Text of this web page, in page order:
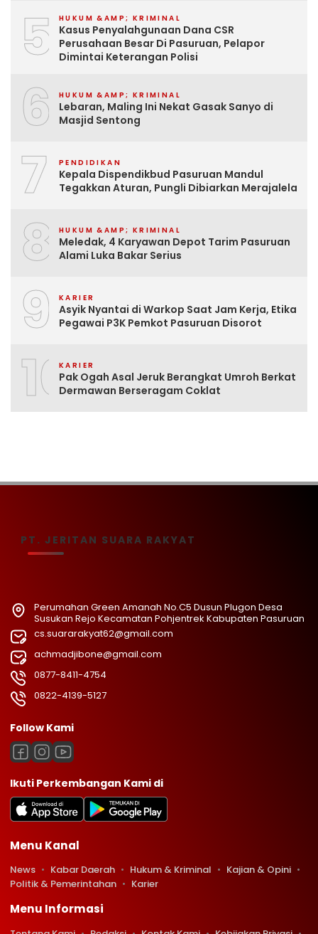
5 HUKUM &AMP; KRIMINAL
Kasus Penyalahgunaan Dana CSR
Perusahaan Besar Di Pasuruan, Pelapor
Dimintai Keterangan Polisi
6 HUKUM &AMP; KRIMINAL
Lebaran, Maling Ini Nekat Gasak Sanyo di
Masjid Sentong
7 PENDIDIKAN
Kepala Dispendikbud Pasuruan Mandul
Tegakkan Aturan, Pungli Dibiarkan Merajalela
8 HUKUM &AMP; KRIMINAL
Meledak, 4 Karyawan Depot Tarim Pasuruan
Alami Luka Bakar Serius
9 KARIER
Asyik Nyantai di Warkop Saat Jam Kerja, Etika
Pegawai P3K Pemkot Pasuruan Disorot
10KARIER
Pak Ogah Asal Jeruk Berangkat Umroh Berkat
Dermawan Berseragam Coklat
PT. JERITAN SUARA RAKYAT
Perumahan Green Amanah No.C5 Dusun Plugon Desa
Susukan Rejo Kecamatan Pohjentrek Kabupaten Pasuruan
cs.suararakyat62@gmail.com
achmadjibone@gmail.com
0877-8411-4754
0822-4139-5127
Follow Kami
Ikuti Perkembangan Kami di
Menu Kanal
News Kabar Daerah Hukum & Kriminal
Kajian & Opini
Politik & Pemerintahan
Karier
Menu Informasi